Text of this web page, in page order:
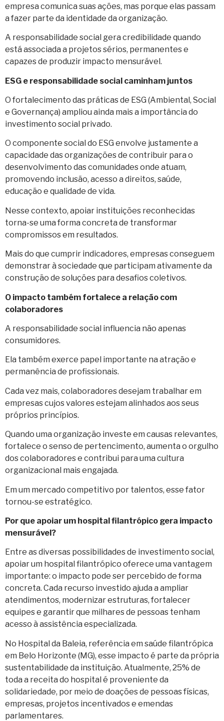
empresa comunica suas ações, mas porque elas passam
a fazer parte da identidade da organização.
A responsabilidade social gera credibilidade quando
está associada a projetos sérios, permanentes e
capazes de produzir impacto mensurável.
ESG e responsabilidade social caminham juntos
O fortalecimento das práticas de ESG (Ambiental, Social
e Governança) ampliou ainda mais a importância do
investimento social privado.
O componente social do ESG envolve justamente a
capacidade das organizações de contribuir para o
desenvolvimento das comunidades onde atuam,
promovendo inclusão, acesso a direitos, saúde,
educação e qualidade de vida.
Nesse contexto, apoiar instituições reconhecidas
torna-se uma forma concreta de transformar
compromissos em resultados.
Mais do que cumprir indicadores, empresas conseguem
demonstrar à sociedade que participam ativamente da
construção de soluções para desafios coletivos.
O impacto também fortalece a relação com
colaboradores
A responsabilidade social influencia não apenas
consumidores.
Ela também exerce papel importante na atração e
permanência de profissionais.
Cada vez mais, colaboradores desejam trabalhar em
empresas cujos valores estejam alinhados aos seus
próprios princípios.
Quando uma organização investe em causas relevantes,
fortalece o senso de pertencimento, aumenta o orgulho
dos colaboradores e contribui para uma cultura
organizacional mais engajada.
Em um mercado competitivo por talentos, esse fator
tornou-se estratégico.
Por que apoiar um hospital filantrópico gera impacto
mensurável?
Entre as diversas possibilidades de investimento social,
apoiar um hospital filantrópico oferece uma vantagem
importante: o impacto pode ser percebido de forma
concreta. Cada recurso investido ajuda a ampliar
atendimentos, modernizar estruturas, fortalecer
equipes e garantir que milhares de pessoas tenham
acesso à assistência especializada.
No Hospital da Baleia, referência em saúde filantrópica
em Belo Horizonte (MG), esse impacto é parte da própria
sustentabilidade da instituição. Atualmente, 25% de
toda a receita do hospital é proveniente da
solidariedade, por meio de doações de pessoas físicas,
empresas, projetos incentivados e emendas
parlamentares.